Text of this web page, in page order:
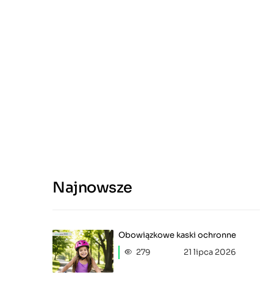
Najnowsze
Obowiązkowe kaski ochronne
279
21 lipca 2026